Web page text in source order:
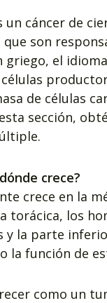
cáncer de
son
griego, el
de células
sección,
crece?
crece en la
torácica, los
y la parte
la función de
como un